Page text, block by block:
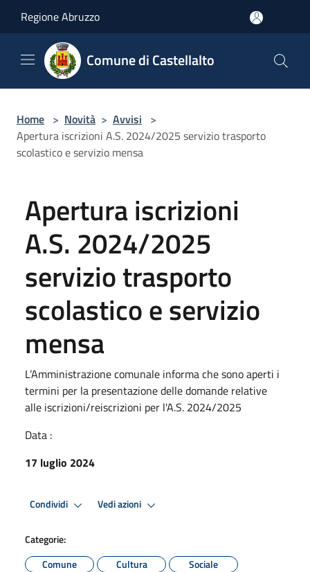
Regione Abruzzo
Comune di Castellalto
Home > Novità > Avvisi >
Apertura iscrizioni A.S. 2024/2025 servizio trasporto
scolastico e servizio mensa
Apertura iscrizioni
A.S. 2024/2025
servizio trasporto
scolastico e servizio
mensa
L’Amministrazione comunale informa che sono aperti i
termini per la presentazione delle domande relative
alle iscrizioni/reiscrizioni per l'A.S. 2024/2025
Data :
17 luglio 2024
Condividi Vedi azioni
Categorie:
Comune
Cultura Sociale